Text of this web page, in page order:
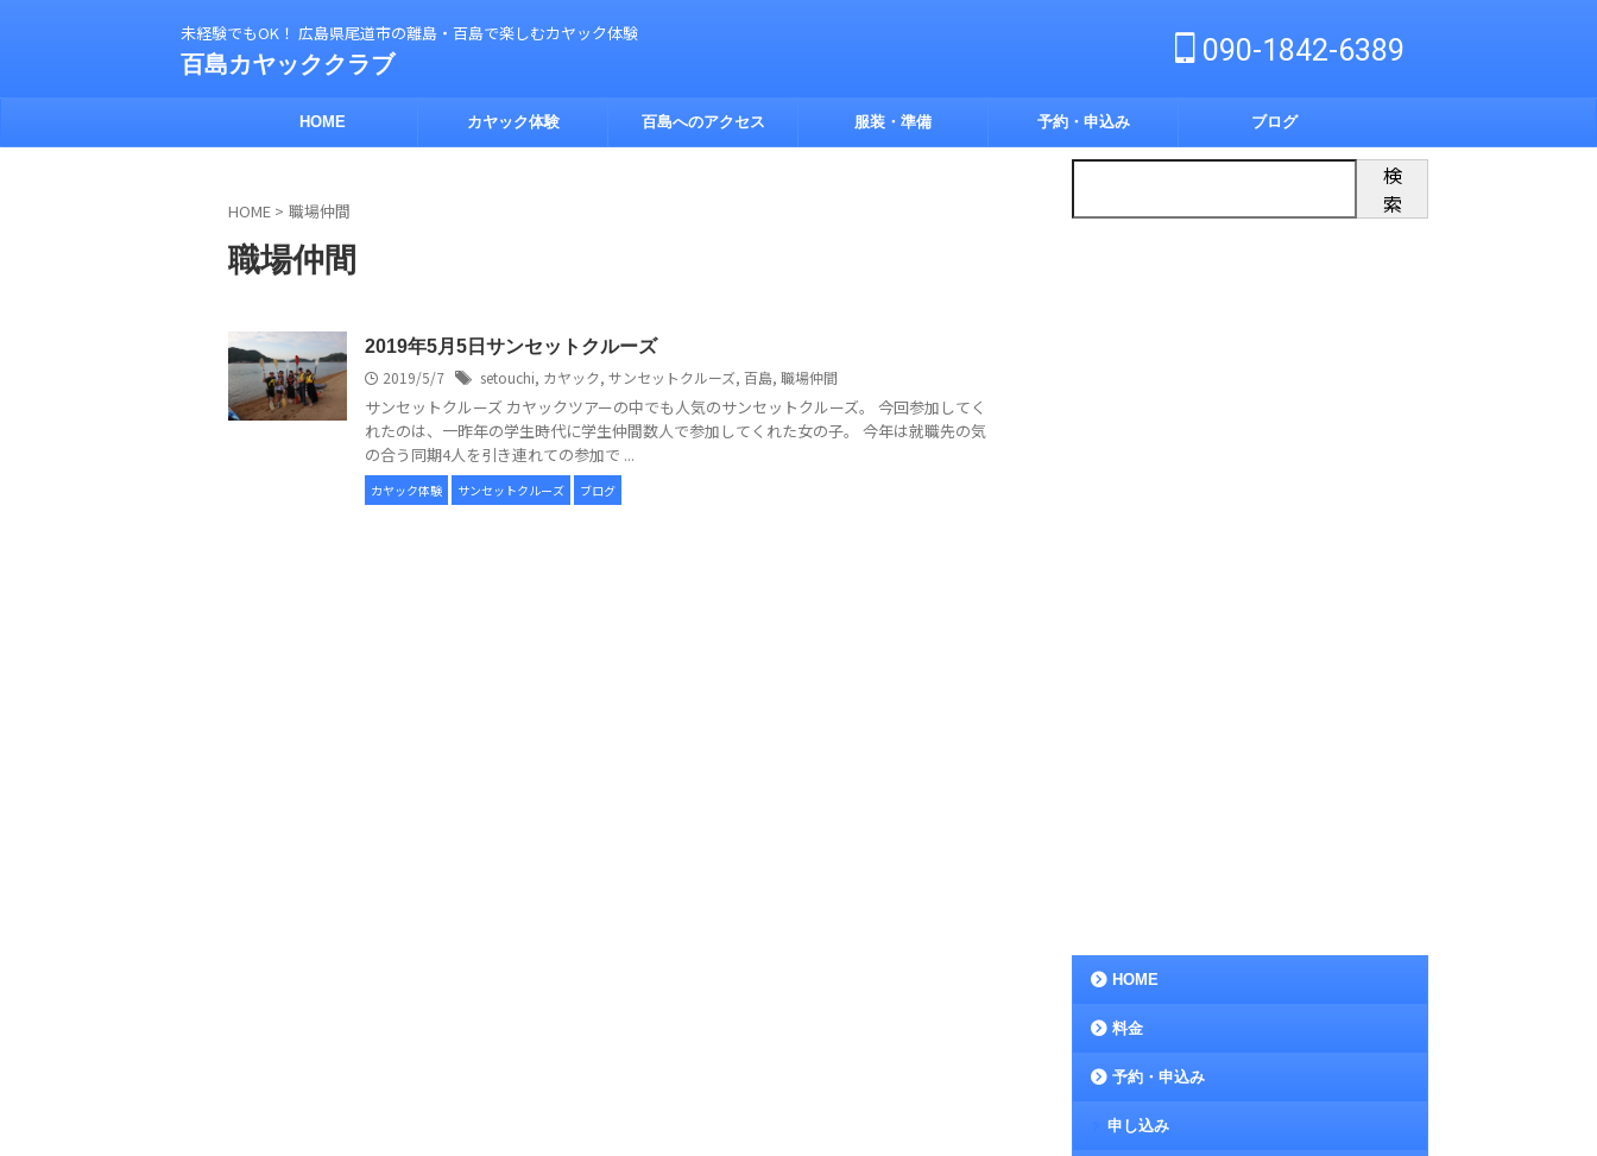
未経験でもOK！ 広島県尾道市の離島・百島で楽しむカヤック体験
百島カヤッククラブ 090-1842-6389
HOME カヤック体験 百島へのアクセス 服装・準備 予約・申込み ブログ
HOME > 職場仲間
職場仲間
2019年5月5日サンセットクルーズ
2019/5/7
setouchi, カヤック, サンセットクルーズ, 百島, 職場仲間
サンセットクルーズ カヤックツアーの中でも人気のサンセットクルーズ。 今回参加してく
れたのは、一昨年の学生時代に学生仲間数人で参加してくれた女の子。 今年は就職先の気
の合う同期4人を引き連れての参加で ...
カヤック体験 サンセットクルーズ ブログ
検
索
HOME
料金
予約・申込み
申し込み